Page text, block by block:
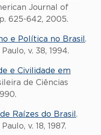
Journal of
625-642, 2005.
e Política no Brasil .
v. 38, 1994.
e Civilidade em
de Ciências
Raízes do Brasil .
v. 18, 1987.